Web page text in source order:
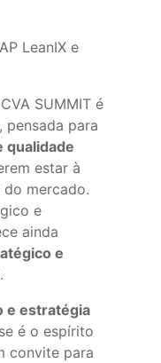
LeanIX e
SUMMIT é
, pensada para
qualidade
estar à
mercado.
e
ainda
e
.
e estratégia
é o espírito
convite para